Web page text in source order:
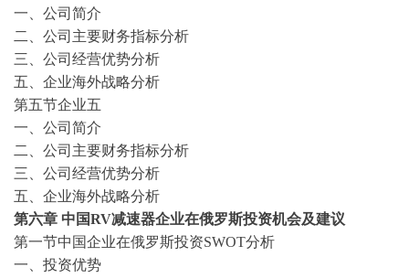
一、公司简介
二、公司主要财务指标分析
三、公司经营优势分析
五、企业海外战略分析
第五节企业五
一、公司简介
二、公司主要财务指标分析
三、公司经营优势分析
五、企业海外战略分析
第六章 中国RV减速器企业在俄罗斯投资机会及建议
第一节中国企业在俄罗斯投资SWOT分析
一、投资优势